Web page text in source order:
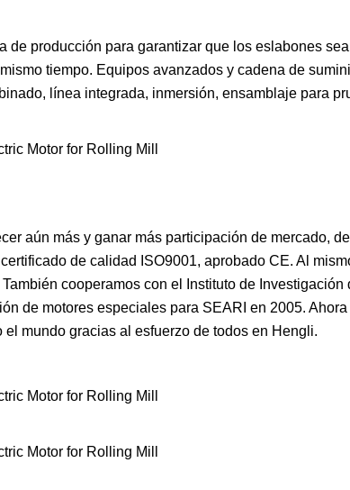
de producción para garantizar que los eslabones
tiempo. Equipos avanzados y cadena de
línea integrada, inmersión, ensamblaje para
aún más y ganar más participación de mercado,
de calidad ISO9001, aprobado CE. Al
cooperamos con el Instituto de Investigación
de motores especiales para SEARI en 2005.
mundo gracias al esfuerzo de todos en Hengli.